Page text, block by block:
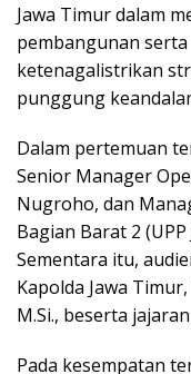
Jawa Timur dalam
pembangunan
ketenagalistrikan
punggung
Dalam pertemuan
Senior Manager
Nugroho, dan
Bagian Barat 2
Sementara itu,
Kapolda Jawa
M.Si., beserta
Pada kesempatan